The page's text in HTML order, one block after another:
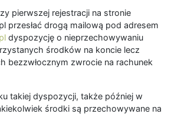
pierwszej rejestracji na stronie
przesłać drogą mailową pod adresem
dyspozycję o nieprzechowywaniu
środków na koncie lecz
bezzwłocznym zwrocie na rachunek
takiej dyspozycji, także później w
środki są przechowywane na